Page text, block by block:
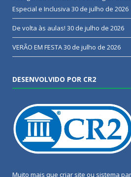
Especial e Inclusiva 30 de julho de 2026
De volta às aulas! 30 de julho de 2026
VERÃO EM FESTA30 de julho de 2026
DESENVOLVIDO POR CR2
Muito mais que criar site ou sistema